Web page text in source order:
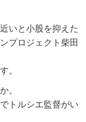
いと小股を抑えた
プロジェクト柴田
。
。
トルシエ監督がい